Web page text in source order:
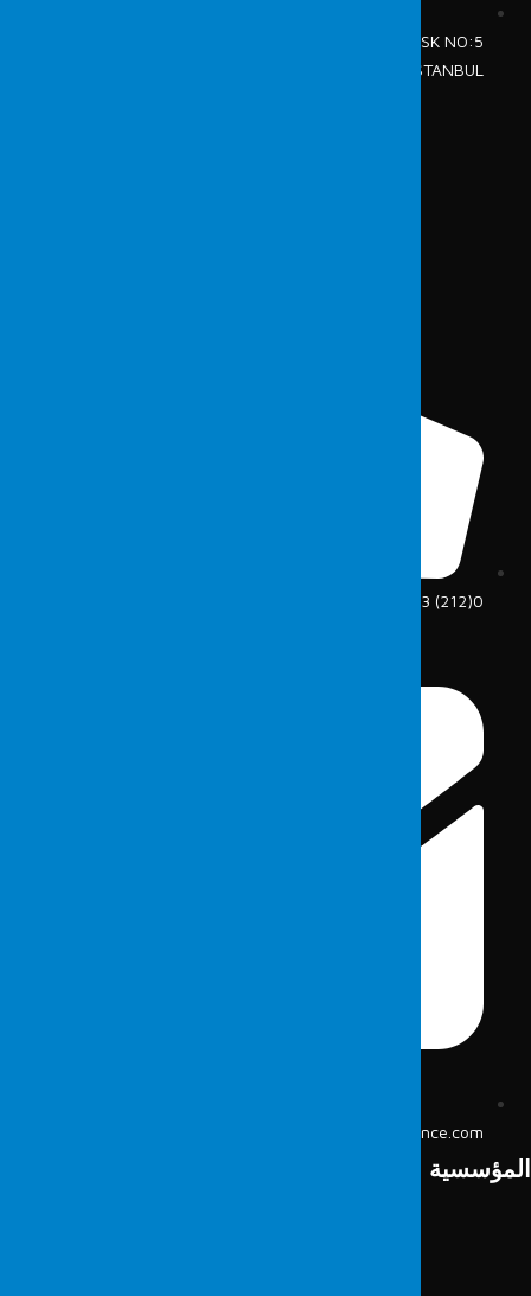
CUMHURİYET MAH.TAVUKÇU FETHİ SK NO:5
ŞİŞLİ / İSTANBUL
0(212) 213 5375
info@fordefence.com